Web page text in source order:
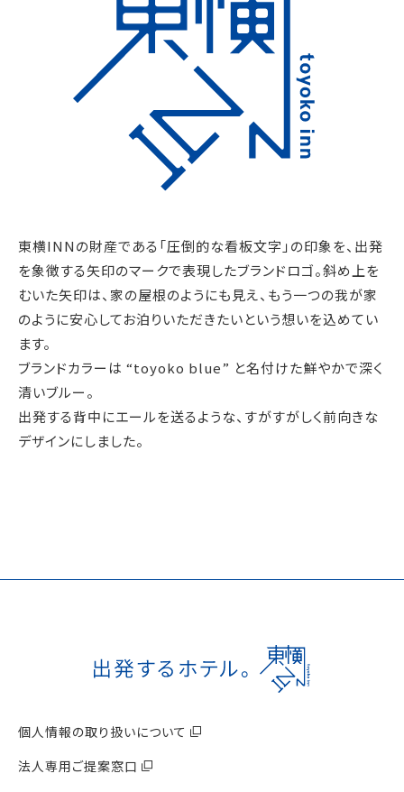
東横INNの財産である「圧倒的な看板文字」の印象を、出発
を象徴する矢印のマークで表現したブランドロゴ。斜め上を
むいた矢印は、家の屋根のようにも見え、もう一つの我が家
のように安心してお泊りいただきたいという想いを込めてい
ます。
ブランドカラーは “toyoko blue” と名付けた鮮やかで深く
清いブルー。
出発する背中にエールを送るような、すがすがしく前向きな
デザインにしました。
個人情報の取り扱いについて
法人専用ご提案窓口